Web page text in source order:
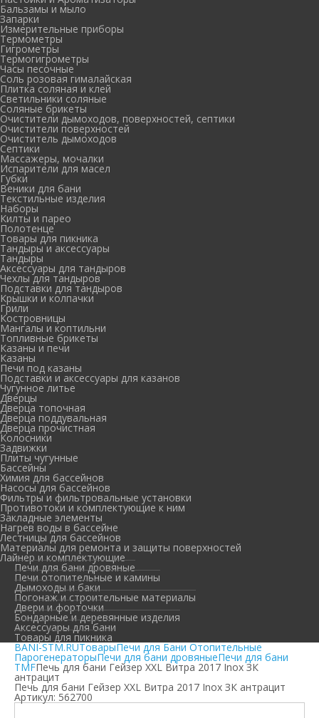
Бальзамы и мыло
Запарки
Измерительные приборы
Термометры
Гигрометры
Термогигрометры
Часы песочные
Соль розовая гималайская
Плитка соляная и клей
Светильники соляные
Соляные брикеты
Очистители дымоходов, поверхностей, септики
Очистители поверхностей
Очиститель дымоходов
Септики
Массажеры, мочалки
Испарители для масел
Губки
Веники для бани
Текстильные изделия
Наборы
Килты и парео
Полотенце
Товары для пикника
Тандыры и аксессуары
Тандыры
Аксессуары для тандыров
Чехлы для тандыров
Подставки для тандыров
Крышки и колпачки
Грили
Костровницы
Мангалы и коптильни
Топливные брикеты
Казаны и печи
Казаны
Печи под казаны
Подставки и аксессуары для казанов
Чугунное литье
Дверцы
Дверца топочная
Дверца поддувальная
Дверца прочистная
Колосники
Задвижки
Плиты чугунные
Бассейны
Химия для бассейнов
Насосы для бассейнов
Фильтры и фильтровальные установки
Противотоки и комплектующие к ним
Закладные элементы
Нагрев воды в бассейне
Лестницы для бассейнов
Материалы для ремонта и защиты поверхностей
Лайнер и комплектующие
Печи для бани дровяные
Печи отопительные и камины
Дымоходы и баки
Погонаж и строительные материалы
Двери и форточки
Бондарные и деревянные изделия
Аксессуары для бани
Товары для пикника
BANI-STM.RUТоварыПечи для Бани Отопительные
ПарогенераторыПечи для бани дровяныеПечи для бани
TMFПечь для бани Гейзер XXL Витра 2017 Inox ЗК
антрацит
Печь для бани Гейзер XXL Витра 2017 Inox ЗК антрацит
Артикул: 562700